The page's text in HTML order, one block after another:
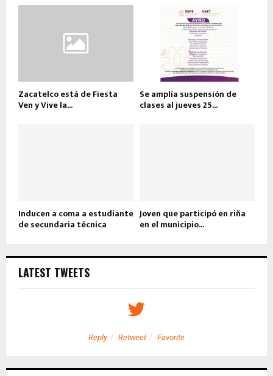
Zacatelco está de Fiesta
Ven y Vive la...
Se amplía suspensión de
clases al jueves 25...
Inducen a coma a estudiante
de secundaria técnica
Joven que participó en riña
en el municipio...
LATEST TWEETS
Reply Retweet Favorite